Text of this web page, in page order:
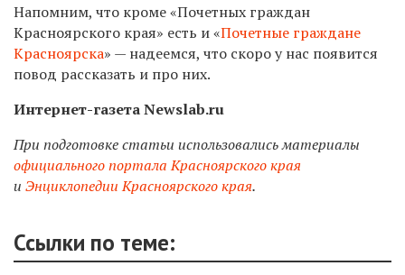
Напомним, что кроме «Почетных граждан
Красноярского края» есть и «Почетные граждане
Красноярска» — надеемся, что скоро у нас появится
повод рассказать и про них.
Интернет-газета Newslab.ru
При подготовке статьи использовались материалы
официального портала Красноярского края
и Энциклопедии Красноярского края.
Ссылки по теме: